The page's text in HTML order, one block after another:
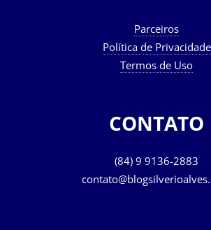
Parceiros
Política de Privacidade
Termos de Uso
CONTATO
(84) 9 9136-2883